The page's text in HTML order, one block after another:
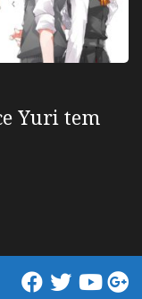
Yuri tem